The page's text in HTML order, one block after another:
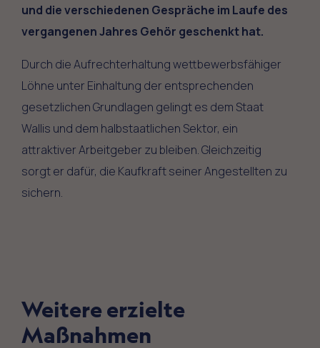
und die verschiedenen Gespräche im Laufe des
vergangenen Jahres Gehör geschenkt hat.
Durch die Aufrechterhaltung wettbewerbsfähiger
Löhne unter Einhaltung der entsprechenden
gesetzlichen Grundlagen gelingt es dem Staat
Wallis und dem halbstaatlichen Sektor, ein
attraktiver Arbeitgeber zu bleiben. Gleichzeitig
sorgt er dafür, die Kaufkraft seiner Angestellten zu
sichern.
Weitere erzielte
Maßnahmen